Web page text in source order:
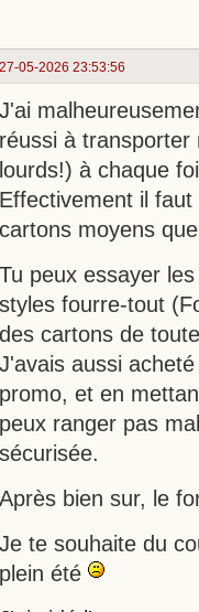
27-05-2026 23:53:56
J'ai
réussi à transporter
lourds!) à chaque
Effectivement il
cartons moyens
Tu peux essayer
styles fourre-tout
des cartons de
J'avais aussi
promo, et en
peux ranger pas
sécurisée.
Après bien sur, le
Je te souhaite du
plein été